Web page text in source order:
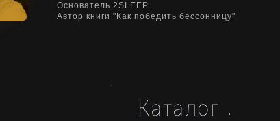
Основатель 2SLEEP
Автор книги "Как победить бессонницу"
Каталог